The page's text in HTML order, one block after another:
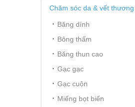
Chăm sóc da & vết thương
Băng dính
Bông thấm
Băng thun cao
Gạc gạc
Gạc cuộn
Miếng bọt biển